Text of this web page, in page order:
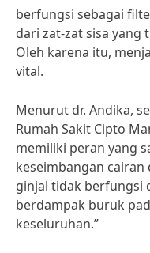
berfungsi sebagai
dari zat-zat sisa
Oleh karena itu,
vital.
Menurut dr. Andika,
Rumah Sakit Cipto
memiliki peran yang
keseimbangan
ginjal tidak berfungsi
berdampak buruk
keseluruhan.”